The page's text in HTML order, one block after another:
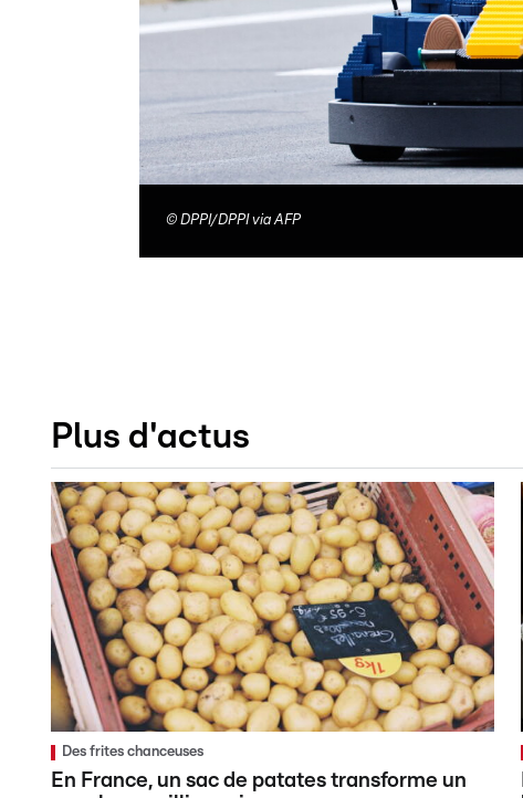
© DPPI/DPPI via AFP
Plus d'actus
Des frites chanceuses
En France, un sac de patates transforme un